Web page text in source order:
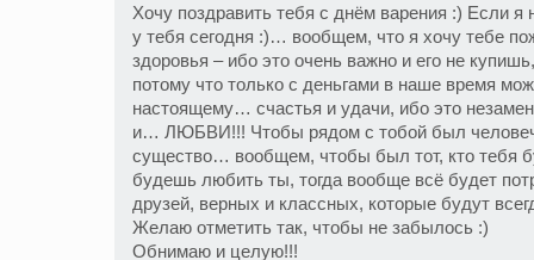
Хочу поздравить тебя с днём варения :) Если я
у тебя сегодня :)… вообщем, что я хочу тебе
здоровья – ибо это очень важно и его не
потому что только с деньгами в наше время
настоящему… счастья и удачи, ибо это
и… ЛЮБВИ!!! Чтобы рядом с тобой был
существо… вообщем, чтобы был тот, кто тебя
будешь любить ты, тогда вообще всё будет
друзей, верных и классных, которые будут
Желаю отметить так, чтобы не забылось :)
Обнимаю и целую!!!